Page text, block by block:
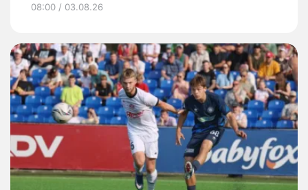
08:00 / 03.08.26